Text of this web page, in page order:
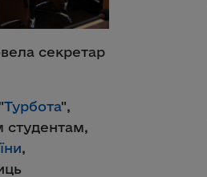
секретар
Турбота",
студентам,
,